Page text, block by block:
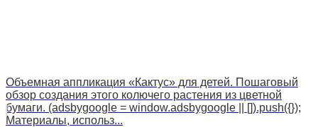
Объемная аппликация «Кактус» для детей. Пошаговый
обзор создания этого колючего растения из цветной
бумаги. (adsbygoogle = window.adsbygoogle || []).push({});
Материалы, использ...